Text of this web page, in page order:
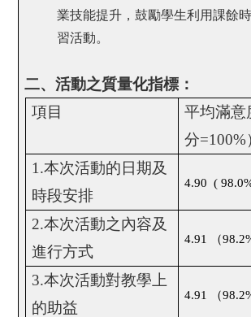
業技能提升，鼓勵學生利用課餘
習活動。
二、活動之質量化指標：
項目
平均滿意
分=100%
1.本次活動的日期及
時段安排
4.90 (
2.本次活動之內容及
進行方式
4.91 （
3.本次活動對教學上
的助益
4.91 （